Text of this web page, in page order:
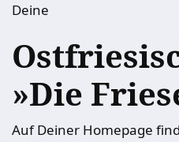
Deine
»Die
Auf Deiner Homepage